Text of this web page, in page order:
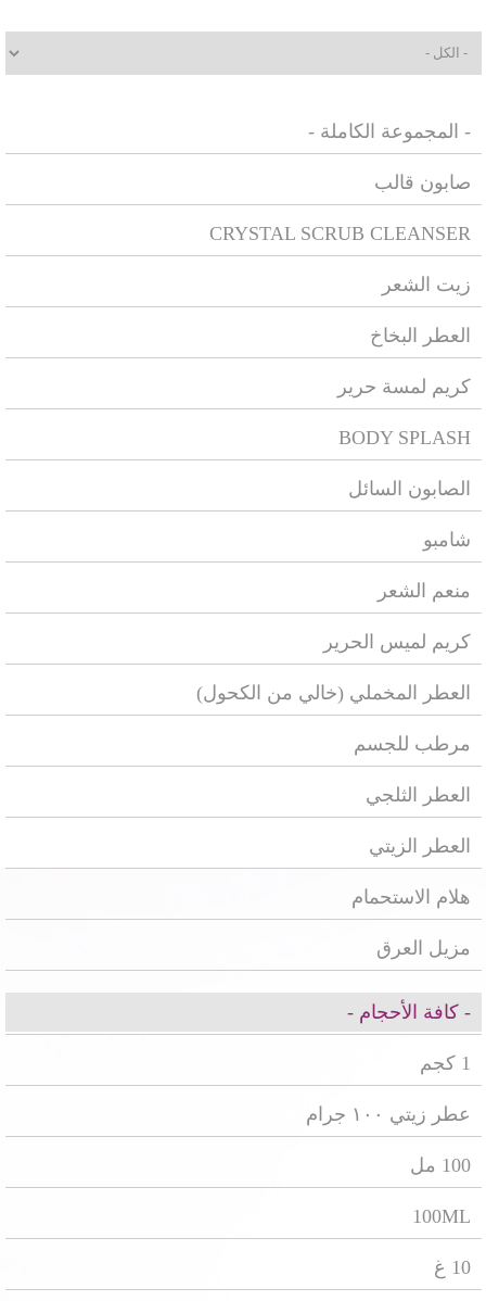
- المجموعة الكاملة -
صابون قالب
CRYSTAL SCRUB CLEANSER
زيت الشعر
العطر البخاخ
كريم لمسة حرير
BODY SPLASH
الصابون السائل
شامبو
منعم الشعر
كريم لميس الحرير
العطر المخملي (خالي من الكحول)
مرطب للجسم
العطر الثلجي
العطر الزيتي
هلام الاستحمام
مزيل العرق
- كافة الأحجام -
1 كجم
عطر زيتي ١٠٠ جرام
100 مل
100ML
10 غ